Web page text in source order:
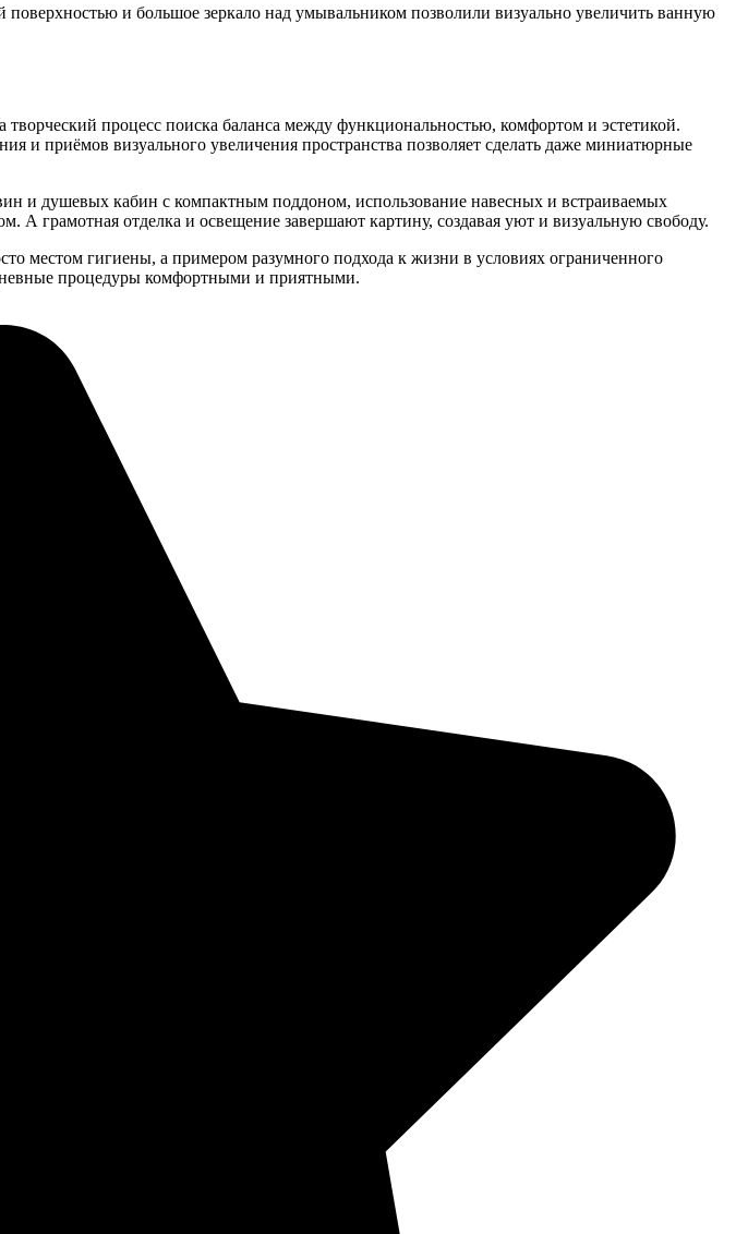
и большое зеркало над умывальником позволили визуально увеличить ванную
процесс поиска баланса между функциональностью, комфортом и эстетикой.
и приёмов визуального увеличения пространства позволяет сделать даже миниатюрные
и душевых кабин с компактным поддоном, использование навесных и встраиваемых
грамотная отделка и освещение завершают картину, создавая уют и визуальную свободу.
местом гигиены, а примером разумного подхода к жизни в условиях ограниченного
процедуры комфортными и приятными.